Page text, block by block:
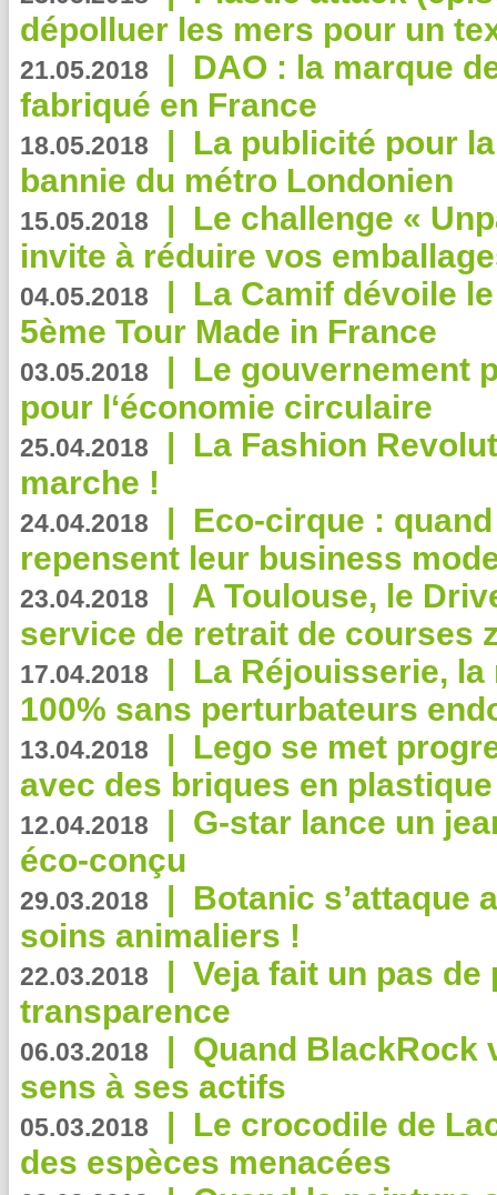
dépolluer les mers pour un
21.05.2018 | DAO : la marque
fabriqué en France
18.05.2018 | La publicité pour
bannie du métro Londonien
15.05.2018 | Le challenge «
invite à réduire vos
04.05.2018 | La Camif dévoile
5ème Tour Made in France
03.05.2018 | Le gouvernement
pour l‘économie circulaire
25.04.2018 | La Fashion
marche !
24.04.2018 | Eco-cirque :
repensent leur business
23.04.2018 | A Toulouse, le
service de retrait de courses
17.04.2018 | La Réjouisserie,
100% sans perturbateurs
13.04.2018 | Lego se met
avec des briques en
12.04.2018 | G-star lance un
éco-conçu
29.03.2018 | Botanic s’attaque
soins animaliers !
22.03.2018 | Veja fait un pas de
transparence
06.03.2018 | Quand BlackRock
sens à ses actifs
05.03.2018 | Le crocodile de
des espèces menacées